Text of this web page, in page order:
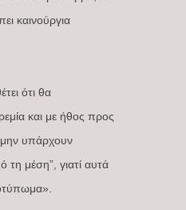
καινούργια
ότι θα
και με ήθος προς
μην υπάρχουν
μέση”, γιατί αυτά